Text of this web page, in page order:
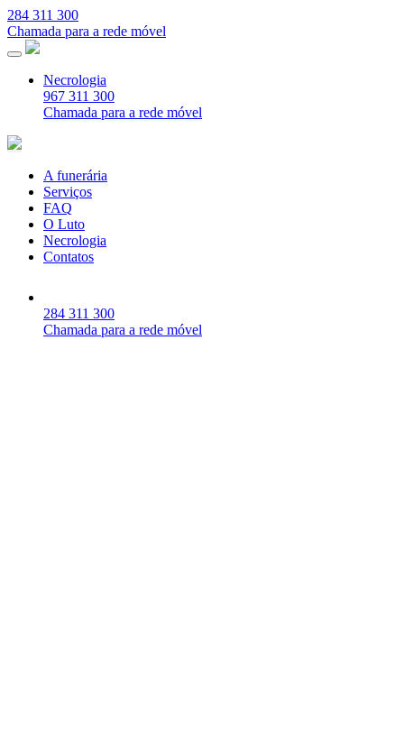
284 311 300
Chamada para a rede móvel
Necrologia
967 311 300
Chamada para a rede móvel
A funerária
Serviços
FAQ
O Luto
Necrologia
Contatos
284 311 300
Chamada para a rede móvel